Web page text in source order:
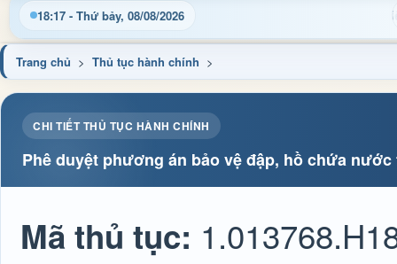
18:17 - Thứ bảy, 08/08/2026
Chào mừng quý bạn đọc đến với Trang thông tin điện tử
Trang chủ > Thủ tục hành chính >
CHI TIẾT THỦ TỤC HÀNH CHÍNH
Phê duyệt phương án bảo vệ đập, hồ chứa
Mã thủ tục: